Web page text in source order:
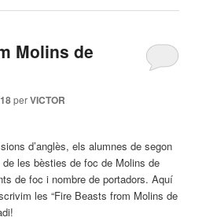
Molins de
perVICTOR
d’anglès, els alumnes de segon
les bèsties de foc de Molins de
de foc i nombre de portadors. Aquí
les “Fire Beasts from Molins de